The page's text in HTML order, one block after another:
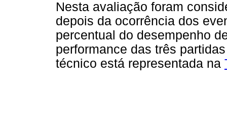
Nesta avaliação foram
depois da ocorrência dos
percentual do desempenho
performance das três
técnico está representada na